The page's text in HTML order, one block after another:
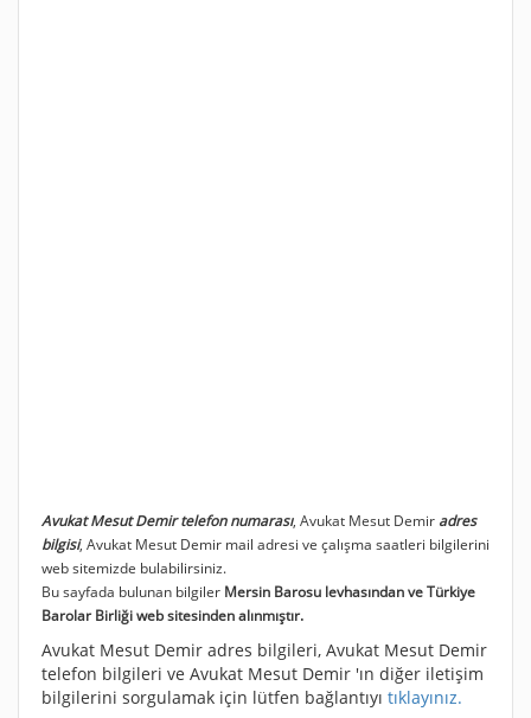
Avukat Mesut Demir telefon numarası, Avukat Mesut Demir adres
bilgisi, Avukat Mesut Demir mail adresi ve çalışma saatleri bilgilerini
web sitemizde bulabilirsiniz.
Bu sayfada bulunan bilgiler Mersin Barosu levhasından ve Türkiye
Barolar Birliği web sitesinden alınmıştır.
Avukat Mesut Demir adres bilgileri, Avukat Mesut Demir
telefon bilgileri ve Avukat Mesut Demir 'ın diğer iletişim
bilgilerini sorgulamak için lütfen bağlantıyı tıklayınız.